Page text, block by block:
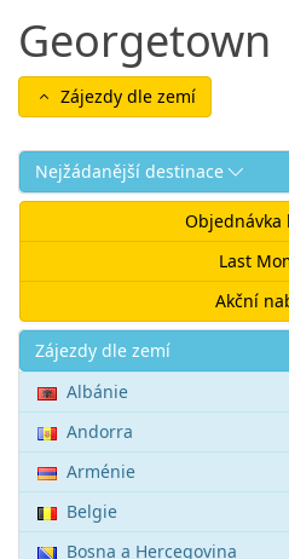
Georgetown
Zájezdy dle zemí
Nejžádanější destinace
Objednávka
Last
Akční
Akce
Zájezdy dle zemí
Albánie
Andorra
Arménie
Belgie
Bosna a Hercegovina